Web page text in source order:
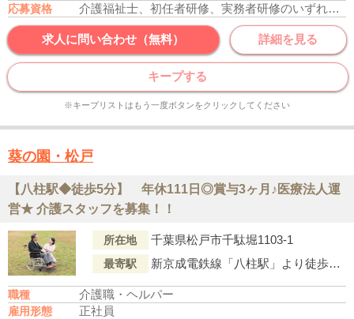
応募資格 介護福祉士、初任者研修、実務者研修のいずれかの資格をお持ちの方
求人に問い合わせ（無料） 詳細を見る
キープする
※キープリストはもう一度ボタンをクリックしてください
葵の園・松戸
【八柱駅◆徒歩5分】 年休111日◎賞与3ヶ月♪医療法人運
営★ 介護スタッフを募集！！
所在地 千葉県松戸市千駄堀1103-1
最寄駅 新京成電鉄線「八柱駅」より徒歩5分
職種 介護職・ヘルパー
雇用形態 正社員